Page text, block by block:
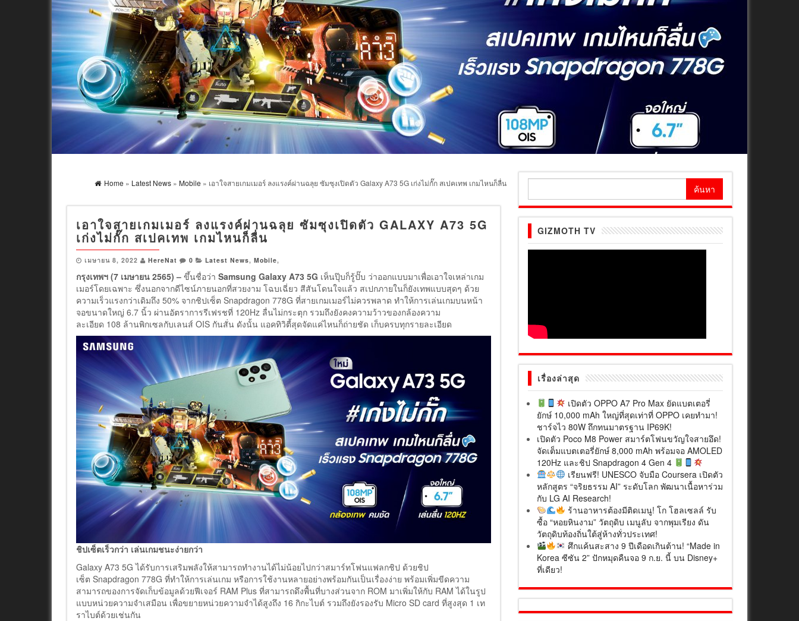
Home » Latest News » Mobile » เอาใจสายเกมเมอร์ ลงแรงค์ผ่านฉลุย ซัมซุงเปิดตัว Galaxy A73 5G เก่งไม่กั๊ก สเปคเทพ เกมไหนก็ลื่น
เอาใจสายเกมเมอร์ ลงแรงค์ผ่านฉลุย ซัมซุงเปิดตัว GALAXY A73 5G
เก่งไม่กั๊ก สเปคเทพ เกมไหนก็ลื่น
เมษายน 8, 2022 HereNat 0 Latest News, Mobile,
กรุงเทพฯ (7 เมษายน 2565) – ขึ้นชื่อว่า Samsung Galaxy A73 5G เห็นปุ๊บก็รู้ปั๊บ ว่าออกแบบมาเพื่อเอาใจเหล่าเกม
เมอร์โดยเฉพาะ ซึ่งนอกจากดีไซน์ภายนอกที่สวยงาม โฉบเฉี่ยว สีสันโดนใจแล้ว สเปกภายในก็ยังเทพแบบสุดๆ ด้วย
ความเร็วแรงกว่าเดิมถึง 50% จากชิปเซ็ต Snapdragon 778G ที่สายเกมเมอร์ไม่ควรพลาด ทำให้การเล่นเกมบนหน้า
จอขนาดใหญ่ 6.7 นิ้ว ผ่านอัตราการรีเฟรชที่ 120Hz ลื่นไม่กระตุก รวมถึงยังคงความว้าวของกล้องความ
ละเอียด 108 ล้านพิกเซลกับเลนส์ OIS กันสั่น ดังนั้น แอคทิวิตี้สุดจัดแค่ไหนก็ถ่ายชัด เก็บครบทุกรายละเอียด
ชิปเซ็ตเร็วกว่า เล่นเกมชนะง่ายกว่า
Galaxy A73 5G ได้รับการเสริมพลังให้สามารถทำงานได้ไม่น้อยไปกว่าสมาร์ทโฟนแฟลกชิป ด้วยชิป
เซ็ต Snapdragon 778G ที่ทำให้การเล่นเกม หรือการใช้งานหลายอย่างพร้อมกันเป็นเรื่องง่าย พร้อมเพิ่มขีดความ
สามารถของการจัดเก็บข้อมูลด้วยฟีเจอร์ RAM Plus ที่สามารถดึงพื้นที่บางส่วนจาก ROM มาเพิ่มให้กับ RAM ได้ในรูป
แบบหน่วยความจำเสมือน เพื่อขยายหน่วยความจำได้สูงถึง 16 กิกะไบต์ รวมถึงยังรองรับ Micro SD card ที่สูงสุด 1 เท
ราไบต์ด้วยเช่นกัน
GIZMOTH TV
เรื่องล่าสุด
เปิดตัว OPPO A7 Pro Max ยัดแบตเตอรี่
ยักษ์ 10,000 mAh ใหญ่ที่สุดเท่าที่ OPPO เคยทำมา!
ชาร์จไว 80W ถึกทนมาตรฐาน IP69K!
เปิดตัว Poco M8 Power สมาร์ตโฟนขวัญใจสายอึด!
จัดเต็มแบตเตอรี่ยักษ์ 8,000 mAh พร้อมจอ AMOLED
120Hz และชิป Snapdragon 4 Gen 4
เรียนฟรี! UNESCO จับมือ Coursera เปิดตัว
หลักสูตร “จริยธรรม AI” ระดับโลก พัฒนาเนื้อหาร่วม
กับ LG AI Research!
ร้านอาหารต้องมีติดเมนู! โก โฮลเซลล์ รับ
ซื้อ “หอยหินงาม” วัตถุดิบ เมนูลับ จากพุมเรียง ดัน
วัตถุดิบท้องถิ่นใต้สู่ห้างทั่วประเทศ!
ศึกแค้นสะสาง 9 ปีเดือดเกินต้าน! “Made in
Korea ซีซัน 2” ปักหมุดคืนจอ 9 ก.ย. นี้ บน Disney+
ที่เดียว!